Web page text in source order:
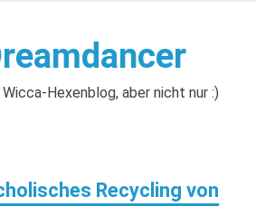
Hexenblog, aber nicht nur :)
Recycling von